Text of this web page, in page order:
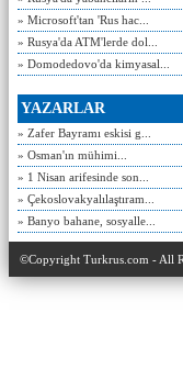
» Microsoft'tan 'Rus hac...
» Rusya'da ATM'lerde dol...
» Domodedovo'da kimyasal...
YAZARLAR
» Zafer Bayramı eskisi g...
» Osman'ın mühimi...
» 1 Nisan arifesinde son...
» Çekoslovakyalılaştıram...
» Banyo bahane, sosyalle...
©Copyright Turkrus.com - All